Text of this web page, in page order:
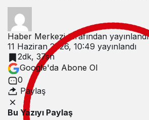
Haber Merkezitarafından yayınlandı
11 Haziran 2026, 10:49 yayınlandı
2dk, 37sn
Google'da Abone Ol
0
Paylaş
Bu Yazıyı Paylaş